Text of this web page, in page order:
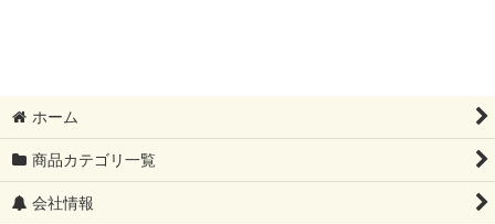
ホーム
商品カテゴリ一覧
会社情報